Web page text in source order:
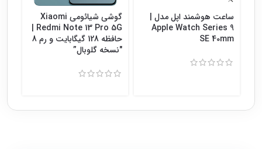
ساعت هوشمند اپل مدل |
Apple Watch Series 9
SE 40mm
گوشی شیائومی Xiaomi
Redmi Note 13 Pro 5G |
حافظه 128 گیگابایت و رم 8
″نسخه گلوبال”